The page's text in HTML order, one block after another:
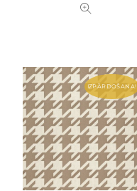
IZPĀRDOŠANA!